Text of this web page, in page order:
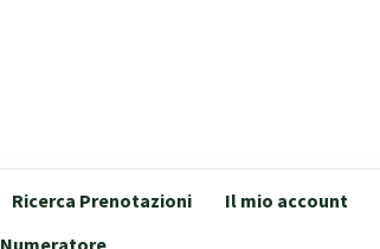
Ricerca Prenotazioni
Il mio account
Numeratore